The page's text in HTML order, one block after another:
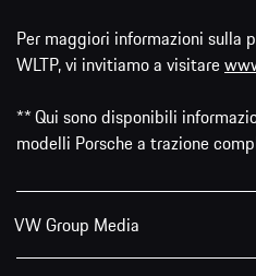
Per maggiori informazioni sulla
WLTP, vi invitiamo a visitare
** Qui sono disponibili
modelli Porsche a trazione
VW Group Media